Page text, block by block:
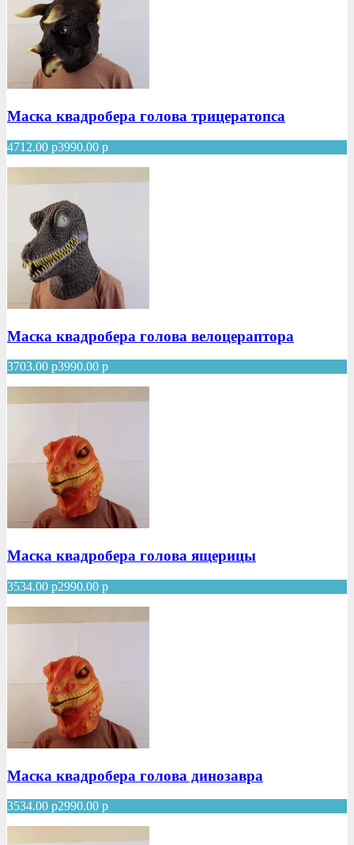
Маска квадробера голова трицератопса
4712.00 р3990.00 р
Маска квадробера голова велоцераптора
3703.00 р3990.00 р
Маска квадробера голова ящерицы
3534.00 р2990.00 р
Маска квадробера голова динозавра
3534.00 р2990.00 р